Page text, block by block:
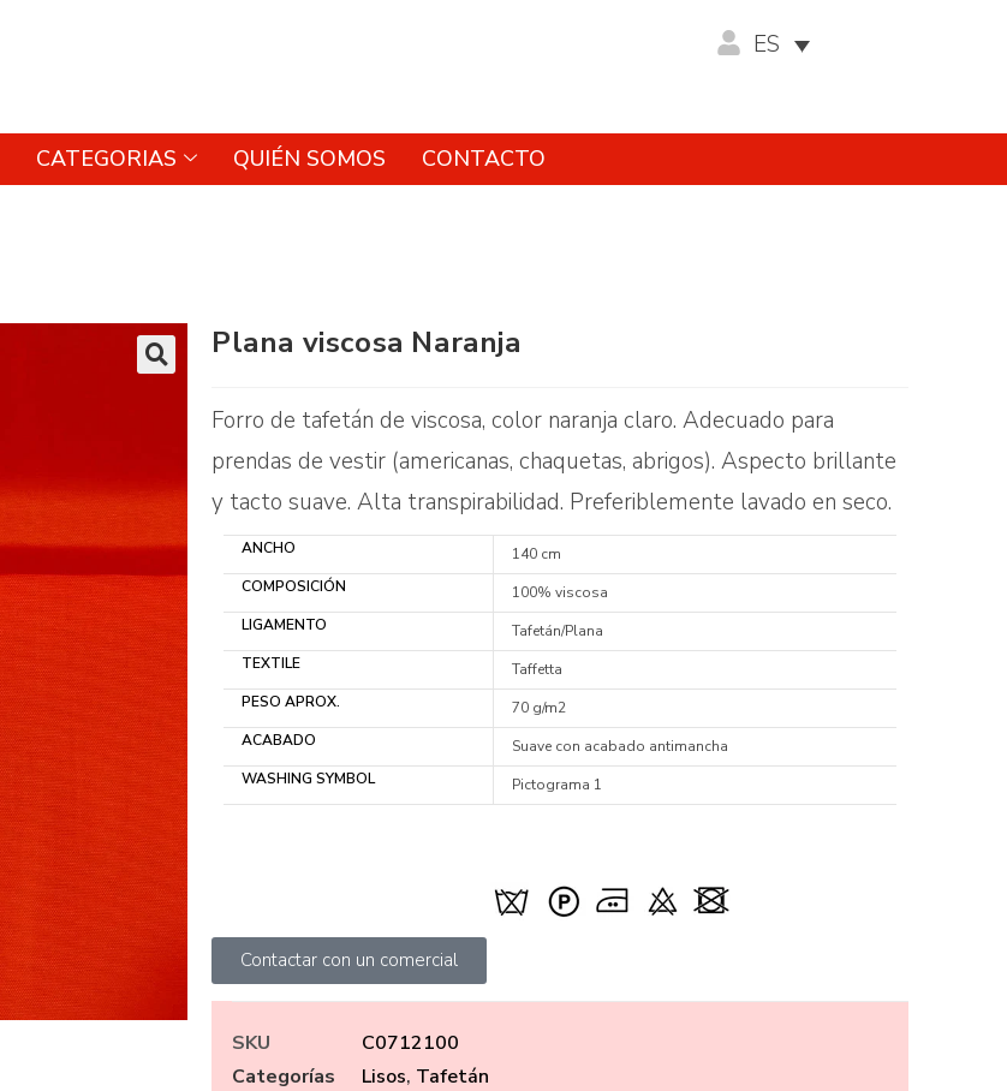
ES
CATEGORIAS QUIÉN SOMOS CONTACTO
Plana viscosa Naranja
Forro de tafetán de viscosa, color naranja claro. Adecuado para
prendas de vestir (americanas, chaquetas, abrigos). Aspecto brillante
y tacto suave. Alta transpirabilidad. Preferiblemente lavado en seco.
ANCHO
140 cm
COMPOSICIÓN
100% viscosa
LIGAMENTO
Tafetán/Plana
TEXTILE
Taffetta
PESO APROX.
70 g/m2
ACABADO
Suave con acabado antimancha
WASHING SYMBOL
Pictograma 1
Contactar con un comercial
SKU
C0712100
Categorías
Lisos, Tafetán